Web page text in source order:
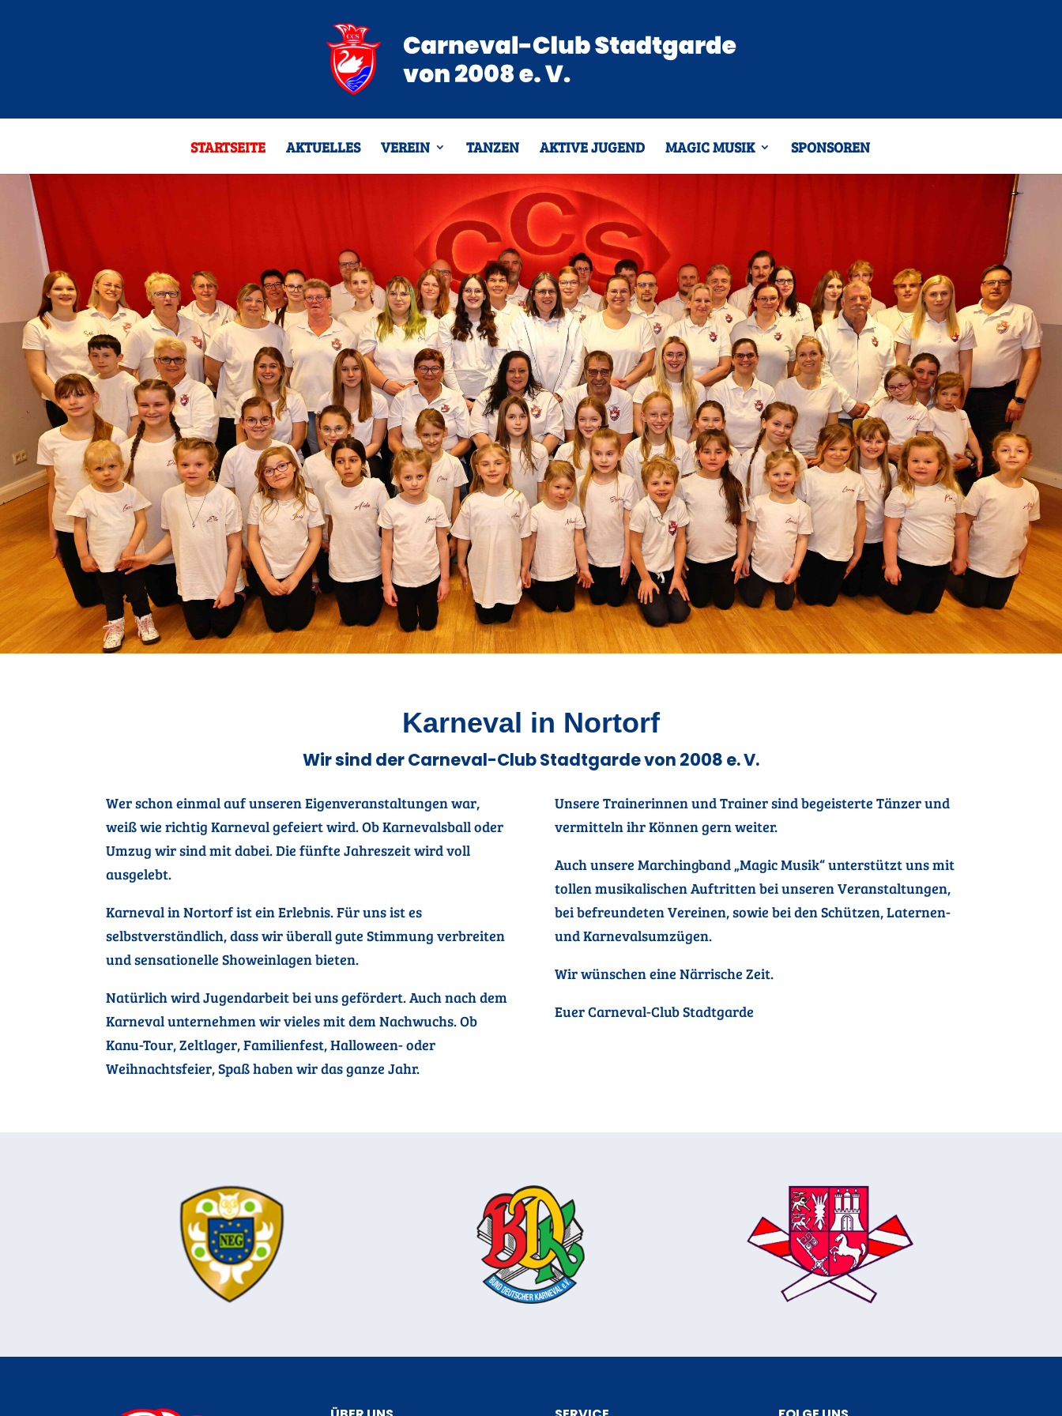
STARTSEITE AKTUELLES VEREIN TANZEN AKTIVE JUGEND MAGIC MUSIK SPONSOREN
Karneval in Nortorf
Wir sind der Carneval-Club Stadtgarde von 2008 e. V.
Wer schon einmal auf unseren Eigenveranstaltungen war,
weiß wie richtig Karneval gefeiert wird. Ob Karnevalsball oder
Umzug wir sind mit dabei. Die fünfte Jahreszeit wird voll
ausgelebt.
Karneval in Nortorf ist ein Erlebnis. Für uns ist es
selbstverständlich, dass wir überall gute Stimmung verbreiten
und sensationelle Showeinlagen bieten.
Natürlich wird Jugendarbeit bei uns gefördert. Auch nach dem
Karneval unternehmen wir vieles mit dem Nachwuchs. Ob
Kanu-Tour, Zeltlager, Familienfest, Halloween- oder
Weihnachtsfeier, Spaß haben wir das ganze Jahr.
Unsere Trainerinnen und Trainer sind begeisterte Tänzer und
vermitteln ihr Können gern weiter.
Auch unsere Marchingband „Magic Musik“ unterstützt uns mit
tollen musikalischen Auftritten bei unseren Veranstaltungen,
bei befreundeten Vereinen, sowie bei den Schützen, Laternen-
und Karnevalsumzügen.
Wir wünschen eine Närrische Zeit.
Euer Carneval-Club Stadtgarde